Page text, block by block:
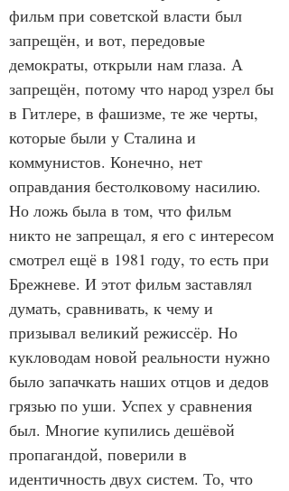
фильм при советской власти был
запрещён, и вот, передовые
демократы, открыли нам глаза. А
запрещён, потому что народ узрел бы
в Гитлере, в фашизме, те же черты,
которые были у Сталина и
коммунистов. Конечно, нет
оправдания бестолковому насилию.
Но ложь была в том, что фильм
никто не запрещал, я его с интересом
смотрел ещё в 1981 году, то есть при
Брежневе. И этот фильм заставлял
думать, сравнивать, к чему и
призывал великий режиссёр. Но
кукловодам новой реальности нужно
было запачкать наших отцов и дедов
грязью по уши. Успех у сравнения
был. Многие купились дешёвой
пропагандой, поверили в
идентичность двух систем. То, что